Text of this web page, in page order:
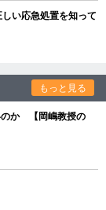
い応急処置を知って
もっと見る
のか 【岡嶋教授の